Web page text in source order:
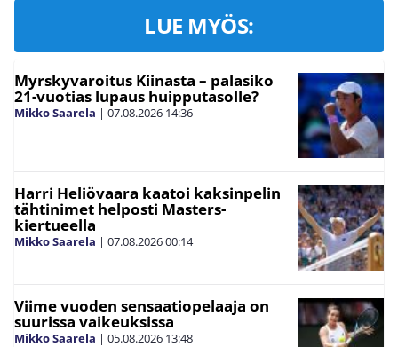
LUE MYÖS:
Myrskyvaroitus Kiinasta – palasiko
21-vuotias lupaus huipputasolle?
Mikko Saarela | 07.08.2026 14:36
Harri Heliövaara kaatoi kaksinpelin
tähtinimet helposti Masters-
kiertueella
Mikko Saarela | 07.08.202600:14
Viime vuoden sensaatiopelaaja on
suurissa vaikeuksissa
Mikko Saarela | 05.08.2026 13:48